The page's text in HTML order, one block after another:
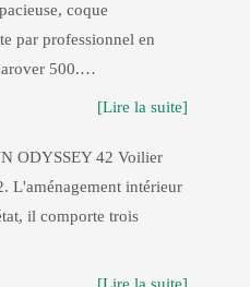
coque
par professionnel en
500.…
[Lire la suite]
ODYSSEY 42 Voilier
L'aménagement intérieur
il comporte trois